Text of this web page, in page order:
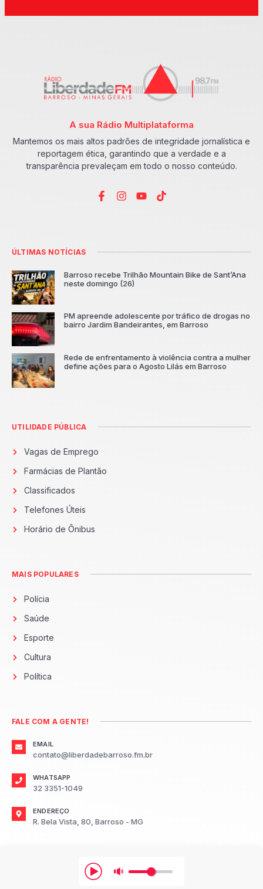
A sua Rádio Multiplataforma
Mantemos os mais altos padrões de integridade jornalística e
reportagem ética, garantindo que a verdade e a
transparência prevaleçam em todo o nosso conteúdo.
ÚLTIMAS NOTÍCIAS
Barroso recebe Trilhão Mountain Bike de Sant’Ana
neste domingo (26)
PM apreende adolescente por tráfico de drogas no
bairro Jardim Bandeirantes, em Barroso
Rede de enfrentamento à violência contra a mulher
define ações para o Agosto Lilás em Barroso
UTILIDADE PÚBLICA
Vagas de Emprego
Farmácias de Plantão
Classificados
Telefones Úteis
Horário de Ônibus
MAIS POPULARES
Polícia
Saúde
Esporte
Cultura
Política
FALE COM A GENTE!
EMAIL
contato@liberdadebarroso.fm.br
WHATSAPP
32 3351-1049
ENDEREÇO
R. Bela Vista, 80, Barroso - MG
2026 Radio Liberdade FM Barroso.
Todos os direitos reservados.